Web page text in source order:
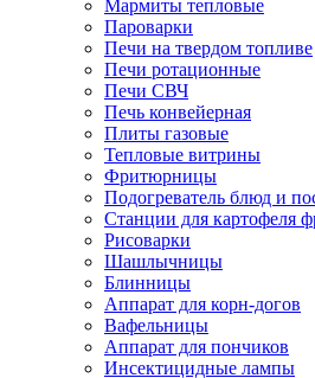
Мармиты тепловые
Пароварки
Печи на твердом топливе
Печи ротационные
Печи СВЧ
Печь конвейерная
Плиты газовые
Тепловые витрины
Фритюрницы
Подогреватель блюд и
Станции для картофеля
Рисоварки
Шашлычницы
Блинницы
Аппарат для корн-догов
Вафельницы
Аппарат для пончиков
Инсектицидные лампы